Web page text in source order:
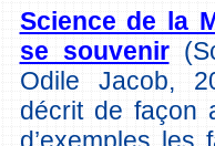
Science de la
se souvenir
Odile Jacob,
décrit de façon